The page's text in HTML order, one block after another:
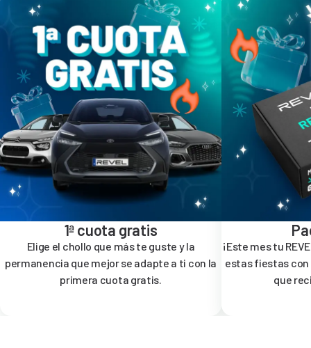
1ª cuota gratis
Elige el chollo que más te guste y la
permanencia que mejor se adapte a ti con la
primera cuota gratis.
¡Este mes tu
estas fiestas con
que